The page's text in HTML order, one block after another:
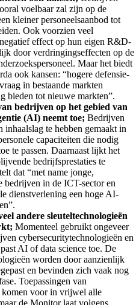
voelbaar zal zijn op de
kleiner personeelsaanbod tot
Ook voorzien veel
effect op hun eigen R&D-
door verdringingseffecten op de
Maar het biedt
ook kansen: “hogere defensie-
in bestaande markten
bieden tot nieuwe markten”.
bedrijven op het gebied van
(AI) neemt toe; Bedrijven
inhaalslag te hebben gemaakt in
capaciteiten die nodig
te passen. Daarnaast lijkt het
bedrijfsprestaties te
dat “met name jonge,
bedrijven in de ICT-sector en
dienstverlening een hoge AI-
andere sleuteltechnologieën
Momenteel gebruikt ongeveer
cybersecuritytechnologieën en
AI of data science toe. De
worden door aanzienlijk
en bevinden zich vaak nog
Toepassingen van
komen voor in vrijwel alle